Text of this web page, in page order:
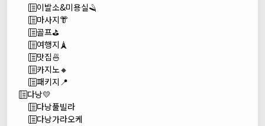
이발소&미용실🪒
마사지👘
골프⛳
여행지🗼
맛집🍜
카지노🔸
패키지📍
다낭💛
다낭풀빌라
다낭가라오케